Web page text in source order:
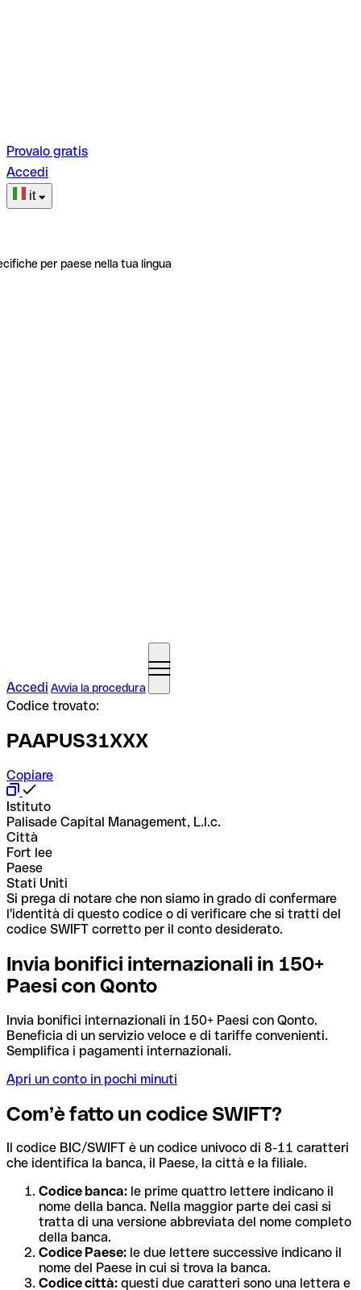
Provalo gratis
Accedi
it
per paese nella tua lingua
Accedi Avvia la procedura
Codice trovato:
PAAPUS31XXX
Copiare
Istituto
Palisade Capital Management, L.l.c.
Città
Fort lee
Paese
Stati Uniti
Si prega di notare che non siamo in grado di confermare
l'identità di questo codice o di verificare che si tratti del
codice SWIFT corretto per il conto desiderato.
Invia bonifici internazionali in 150+
Paesi con Qonto
Invia bonifici internazionali in 150+ Paesi con Qonto.
Beneficia di un servizio veloce e di tariffe convenienti.
Semplifica i pagamenti internazionali.
Apri un conto in pochi minuti
Com’è fatto un codice SWIFT?
Il codice BIC/SWIFT è un codice univoco di 8-11 caratteri
che identifica la banca, il Paese, la città e la filiale.
Codice banca: le prime quattro lettere indicano il
nome della banca. Nella maggior parte dei casi si
tratta di una versione abbreviata del nome completo
della banca.
Codice Paese: le due lettere successive indicano il
nome del Paese in cui si trova la banca.
Codice città: questi due caratteri sono una lettera e